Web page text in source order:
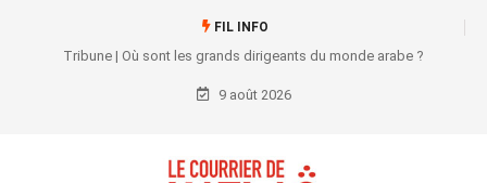
FIL INFO
Tribune | Où sont les grands dirigeants du monde arabe ?
9 août 2026